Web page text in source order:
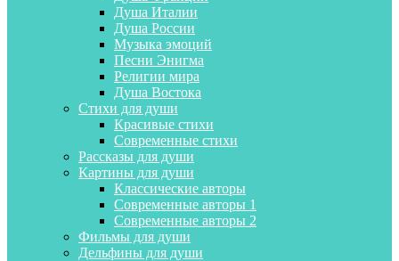
Душа Италии
Душа России
Музыка эмоций
Песни Энигма
Религии мира
Душа Востока
Стихи для души
Красивые стихи
Современные стихи
Рассказы для души
Картины для души
Классические авторы
Современные авторы 1
Современные авторы 2
Фильмы для души
Дельфины для души